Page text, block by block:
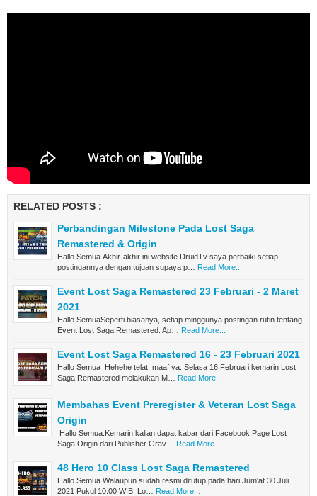
RELATED POSTS :
Perbandingan Milestone Pada Lost Saga
Remastered & Origin
Hallo Semua.Akhir-akhir ini website DruidTv saya perbaiki setiap
postingannya dengan tujuan supaya p…
Read More...
Event Lost Saga Remastered 23 Februari - 2 Maret
2021
Hallo SemuaSeperti biasanya, setiap minggunya postingan rutin tentang
Event Lost Saga Remastered. Ap…
Read More...
Event Lost Saga Remastered 16 - 23 Februari 2021
Hallo Semua Hehehe telat, maaf ya. Selasa 16 Februari kemarin Lost
Saga Remastered melakukan M…
Read More...
Membahas Event Preregister & Veteran Lost Saga
Origin
Hallo Semua.Kemarin kalian dapat kabar dari Facebook Page Lost
Saga Origin dari Publisher Grav…
Read More...
48 Hero 10 Class Lost Saga Remastered
Hallo Semua Walaupun sudah resmi ditutup pada hari Jum'at 30 Juli
2021 Pukul 10.00 WIB. Lo…
Read More...